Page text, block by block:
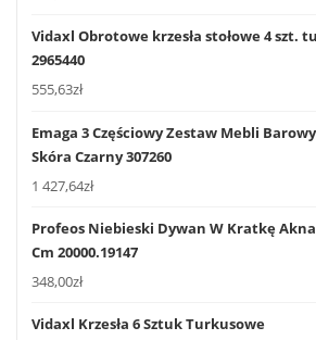
Vidaxl Obrotowe krzesła stołowe 4 szt.
2965440
555,63zł
Emaga 3 Częściowy Zestaw Mebli
Skóra Czarny 307260
1 427,64zł
Profeos Niebieski Dywan W Kratkę
Cm 20000.19147
348,00zł
Vidaxl Krzesła 6 Sztuk Turkusowe